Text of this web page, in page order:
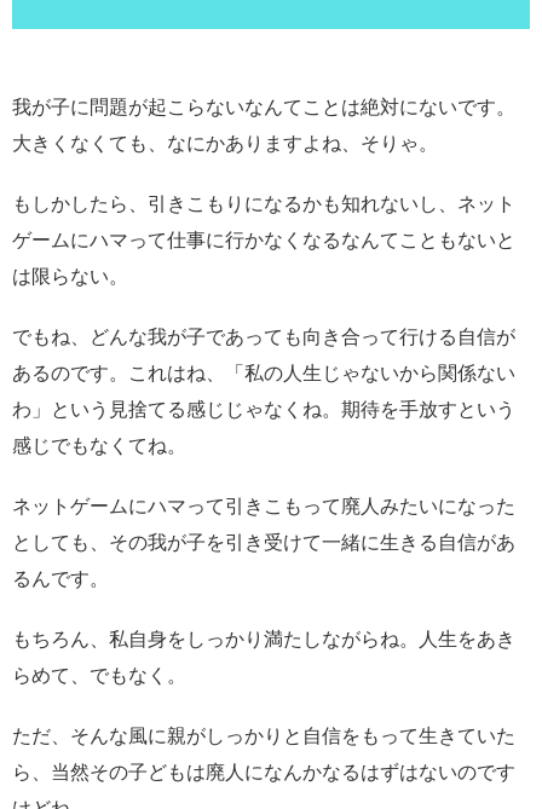
我が子に問題が起こらないなんてことは絶対にないです。
大きくなくても、なにかありますよね、そりゃ。
もしかしたら、引きこもりになるかも知れないし、ネット
ゲームにハマって仕事に行かなくなるなんてこともないと
は限らない。
でもね、どんな我が子であっても向き合って行ける自信が
あるのです。これはね、「私の人生じゃないから関係ない
わ」という見捨てる感じじゃなくね。期待を手放すという
感じでもなくてね。
ネットゲームにハマって引きこもって廃人みたいになった
としても、その我が子を引き受けて一緒に生きる自信があ
るんです。
もちろん、私自身をしっかり満たしながらね。人生をあき
らめて、でもなく。
ただ、そんな風に親がしっかりと自信をもって生きていた
ら、当然その子どもは廃人になんかなるはずはないのです